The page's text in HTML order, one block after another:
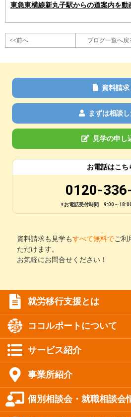
東急東横線新丸子駅からの道案内を動
<<前へ ブログ一覧へ戻
資料請求
まずは相談
見学の申し
お電話はこち
0120-
※お電話受付時間 9:00～18:00
資料請求も見学もすべて無料でご利
ただけます。
お気軽にお問合せください！
就労移行支援とは
ココルポートについて
サービス紹介
事業所紹介
個別相談会・就職相談会